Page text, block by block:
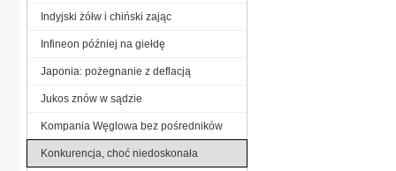
Indyjski żółw i chiński zając
Infineon później na giełdę
Japonia: pożegnanie z deflacją
Jukos znów w sądzie
Kompania Węglowa bez pośredników
Konkurencja, choć niedoskonała